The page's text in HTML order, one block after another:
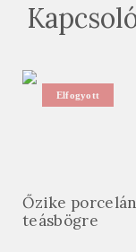
Elfogyott
Őzike porcelán
teásbögre